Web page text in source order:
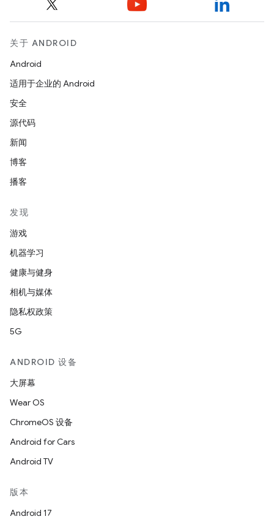
关于 ANDROID
Android
适用于企业的 Android
安全
源代码
新闻
博客
播客
发现
游戏
机器学习
健康与健身
相机与媒体
隐私权政策
5G
ANDROID 设备
大屏幕
Wear OS
ChromeOS 设备
Android for Cars
Android TV
版本
Android 17